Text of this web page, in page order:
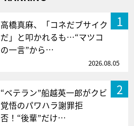
1
高橋真麻、「コネだブサイク
だ」と叩かれるも…“マツコ
の一言”から…
2026.08.05
2
“ベテラン”船越英一郎がクビ
覚悟のパワハラ謝罪拒
否！“後輩”だけ…